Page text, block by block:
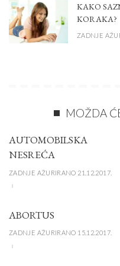
KAKO
KORAKA?
ZADNJE
MOŽDA
AUTOMOBILSKA
NESREĆA
ZADNJE AŽURIRANO 21.12.2017.
ABORTUS
ZADNJE AŽURIRANO 15.12.2017.